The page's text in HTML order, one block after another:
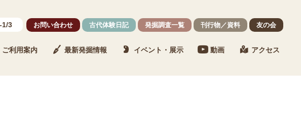
1/3 お問い合わせ 古代体験日記 発掘調査一覧 刊行物／資料 友の会
ご利用案内 最新発掘情報 イベント・展示 動画 アクセス